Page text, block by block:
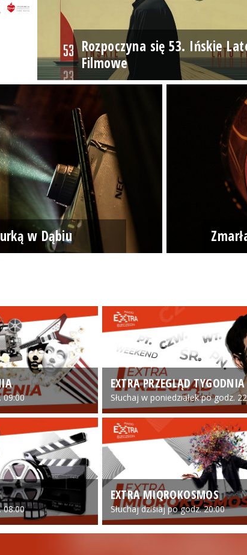
Rozpoczyna się 53. Ińskie
Filmowe
w Dąbiu
09:00
EXTRA PRZEGLĄD TYGODNIA
Słuchaj w poniedziałek po godz.
08:00
EXTRA MIQROKOSMOS
Słuchaj dzisiaj po godz. 20:00